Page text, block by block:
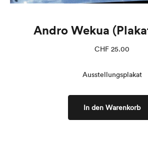
Andro Wekua
CHF 25.00
Ausstellungsplakat
In den Warenkorb